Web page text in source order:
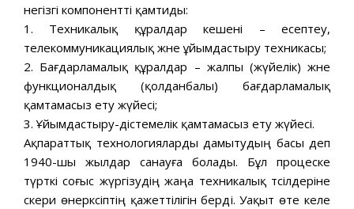
негізгі компонентті қамтиды:
1. Техникалық құралдар кешені – есептеу,
телекоммуникациялық және ұйымдастыру техникасы;
2. Бағдарламалық құралдар – жалпы (жүйелік) және
функционалдық (қолданбалы) бағдарламалық
қамтамасыз ету жүйесі;
3. Ұйымдастыру-әдістемелік қамтамасыз ету жүйесі.
Ақпараттық технологияларды дамытудың басы деп
1940-шы жылдар санауға болады. Бұл процеске
түрткі соғыс жүргізудің жаңа техникалық тәсілдеріне
әскери өнеркәсіптің қажеттілігін берді. Уақыт өте келе